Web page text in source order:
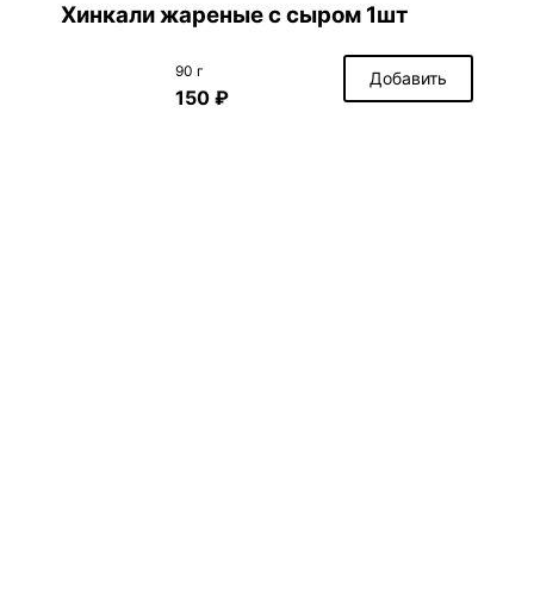
Хинкали жареные с сыром 1шт
90 г
150 ₽
Добавить